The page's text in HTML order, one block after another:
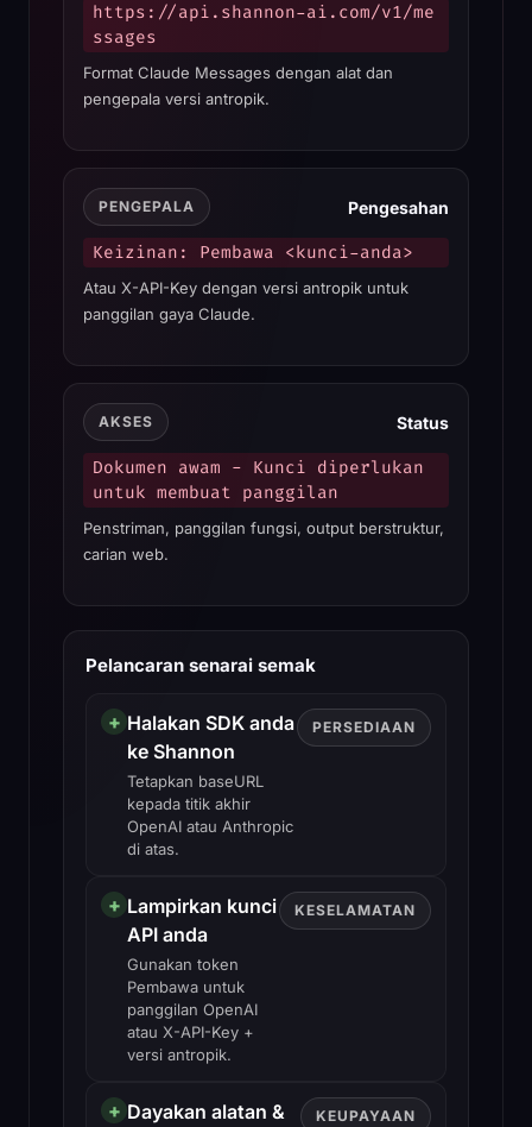
https://api.shannon-ai.com/v1/me
ssages
Format Claude Messages dengan alat dan
pengepala versi antropik.
PENGEPALA Pengesahan
Keizinan: Pembawa <kunci-anda>
Atau X-API-Key dengan versi antropik untuk
panggilan gaya Claude.
AKSES Status
Dokumen awam - Kunci diperlukan
untuk membuat panggilan
Penstriman, panggilan fungsi, output berstruktur,
carian web.
Pelancaran senarai semak
+ Halakan SDK anda
ke Shannon
Tetapkan baseURL
kepada titik akhir
OpenAI atau Anthropic
di atas.
PERSEDIAAN
+ Lampirkan kunci
API anda
Gunakan token
Pembawa untuk
panggilan OpenAI
atau X-API-Key +
versi antropik.
KESELAMATAN
+ Dayakan alatan &
KEUPAYAAN